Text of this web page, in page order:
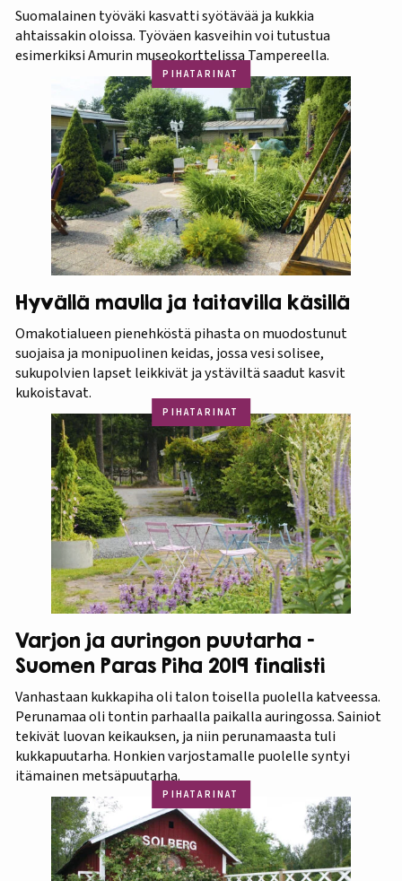
Suomalainen työväki kasvatti syötävää ja kukkia
ahtaissakin oloissa. Työväen kasveihin voi tutustua
esimerkiksi Amurin museokorttelissa Tampereella.
PIHATARINAT
Hyvällä maulla ja taitavilla käsillä
Omakotialueen pienehköstä pihasta on muodostunut
suojaisa ja monipuolinen keidas, jossa vesi solisee,
sukupolvien lapset leikkivät ja ystäviltä saadut kasvit
kukoistavat.
PIHATARINAT
Varjon ja auringon puutarha –
Suomen Paras Piha 2019 finalisti
Vanhastaan kukkapiha oli talon toisella puolella katveessa.
Perunamaa oli tontin parhaalla paikalla auringossa. Sainiot
tekivät luovan keikauksen, ja niin perunamaasta tuli
kukkapuutarha. Honkien varjostamalle puolelle syntyi
itämainen metsäpuutarha.
PIHATARINAT